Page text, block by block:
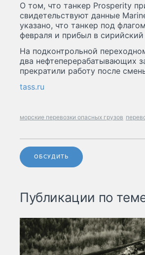
О том, что танкер Prosperity
свидетельствуют данные
указано, что танкер под
февраля и прибыл в
На подконтрольной
два нефтеперерабатывающих
прекратили работу после
tass.ru
морские перевозки опасных грузов
ОБСУДИТЬ
Публикации по